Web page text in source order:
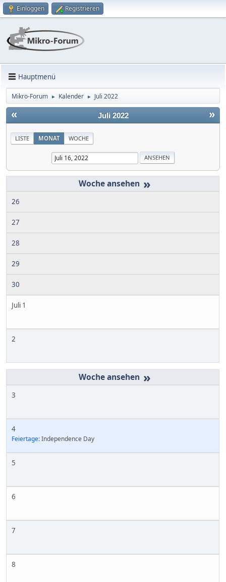
Einloggen Registrieren
Hauptmenü
Mikro-Forum ► Kalender ► Juli 2022
« »
Juli 2022
LISTE MONAT WOCHE
»
26
27
28
29
30
Juli 1
2
»
3
4
Feiertage:Independence Day
5
6
7
8